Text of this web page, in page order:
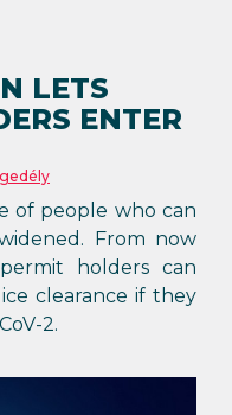
LETS
ENTER
of people who can
From now
holders can
clearance if they
2.